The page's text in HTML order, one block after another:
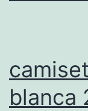
blanca